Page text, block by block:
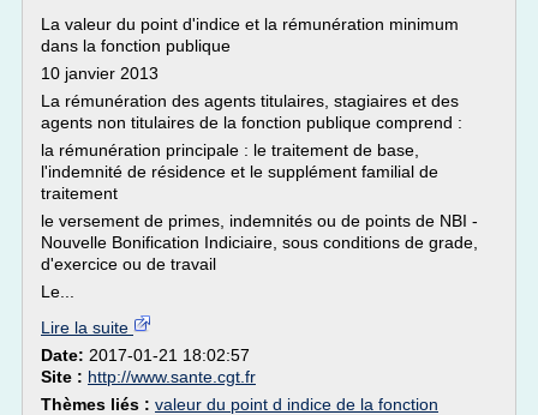
La valeur du point d'indice et la rémunération minimum
dans la fonction publique
10 janvier 2013
La rémunération des agents titulaires, stagiaires et des
agents non titulaires de la fonction publique comprend :
la rémunération principale : le traitement de base,
l'indemnité de résidence et le supplément familial de
traitement
le versement de primes, indemnités ou de points de NBI -
Nouvelle Bonification Indiciaire, sous conditions de grade,
d'exercice ou de travail
Le...
Lire la suite
Date: 2017-01-21 18:02:57
Site : http://www.sante.cgt.fr
Thèmes liés : valeur du point d indice de la fonction